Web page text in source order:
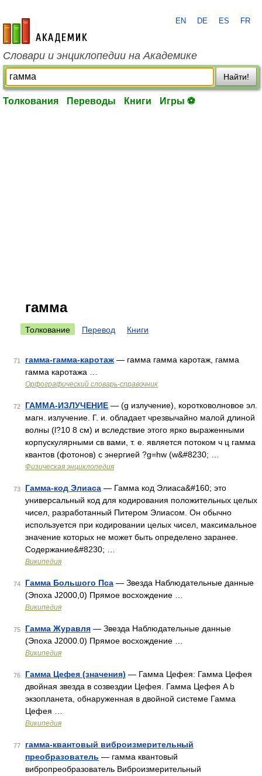
academic.ru
EN DE ES FR
Словари и энциклопедии на Академике
Найти!
Толкования Переводы Книги Игры ⚽
гамма
Толкование Перевод Книги
71 гамма-гамма-каротаж — гамма гамма каротаж, гамма
гамма каротажа …
Орфографический словарь-справочник
72 ГАММА-ИЗЛУЧЕНИЕ — (g излучение), коротковолновое эл.
магн. излучение. Г. и. обладает чрезвычайно малой длиной
волны (l?10 8 см) и вследствие этого ярко выраженными
корпускулярными св вами, т. е. является потоком ч ц гамма
квантов (фотонов) с энергией ?g=hw (w&#8230; …
Физическая энциклопедия
73 Гамма-код Элиаса — Гамма код Элиаса&#160; это
универсальный код для кодирования положительных целых
чисел, разработанный Питером Элиасом. Он обычно
используется при кодировании целых чисел, максимальное
значение которых не может быть определено заранее.
Содержание&#8230; …
Википедия
74 Гамма Большого Пса — Звезда Наблюдательные данные
(Эпоха J2000,0) Прямое восхождение …
Википедия
75 Гамма Журавля — Звезда Наблюдательные данные
(Эпоха J2000.0) Прямое восхождение …
Википедия
76 Гамма Цефея (значения) — Гамма Цефея: Гамма Цефея
двойная звезда в созвездии Цефея. Гамма Цефея A b
экзопланета, обнаруженная в двойной системе Гамма
Цефея …
Википедия
77
гамма-квантовый виброизмерительный
преобразователь — гамма квантовый
вибропреобразователь Виброизмерительный